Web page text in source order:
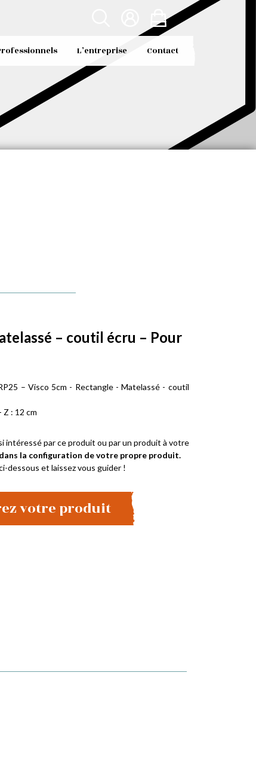
L’entreprise Contact
– coutil écru – Pour
– Visco 5cm - Rectangle - Matelassé - coutil
Z : 12 cm
intéressé par ce produit ou par un produit à votre
la configuration de votre propre produit.
dessous et laissez vous guider !
votre produit